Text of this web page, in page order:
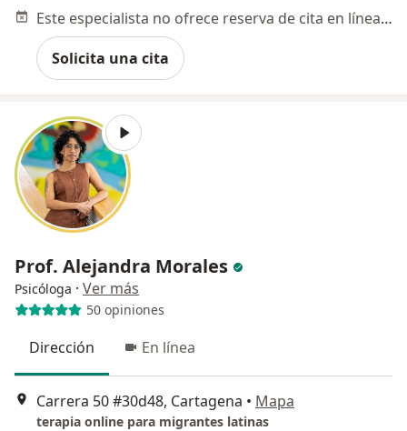
Este especialista no ofrece reserva de cita en línea en esta dirección.
Solicita una cita
Prof. Alejandra Morales
Psicóloga · Ver más
50 opiniones
Dirección En línea
Carrera 50 #30d48, Cartagena • Mapa
terapia online para migrantes latinas